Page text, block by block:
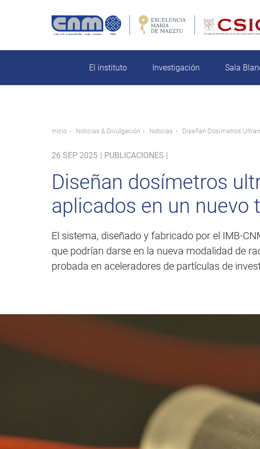
El instituto Investigación Sala
Ruta
de
Inicio Noticias & Divulgación Noticias Diseñan Dosímetros
26 SEP 2025 | PUBLICACIONES |
Diseñan dosímetros
aplicados en un nuevo
El sistema, diseñado y fabricado por el IMB-
que podrían darse en la nueva modalidad de
probada en aceleradores de partículas de